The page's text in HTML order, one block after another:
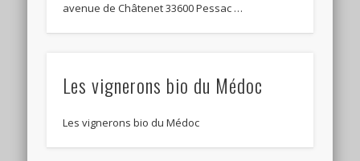
avenue de Châtenet 33600 Pessac …
Les vignerons bio du Médoc
Les vignerons bio du Médoc